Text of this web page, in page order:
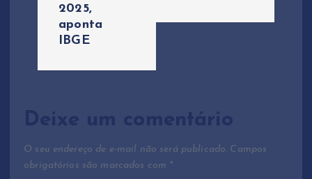
a
ç
ã
o
2025,
aponta
IBGE
Deixe um comentário
O seu endereço de e-mail não será publicado. Campos
obrigatórios são marcados com *